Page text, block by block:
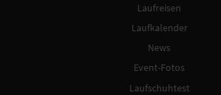
Laufreisen
Laufkalender
News
Event-Fotos
Laufschuhtest